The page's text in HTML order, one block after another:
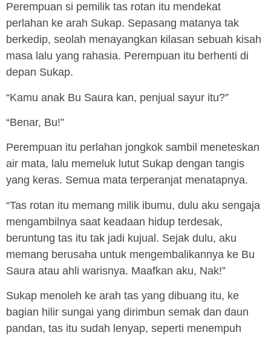
Perempuan si pemilik tas rotan itu mendekat
perlahan ke arah Sukap. Sepasang matanya tak
berkedip, seolah menayangkan kilasan sebuah kisah
masa lalu yang rahasia. Perempuan itu berhenti di
depan Sukap.
“Kamu anak Bu Saura kan, penjual sayur itu?”
“Benar, Bu!”
Perempuan itu perlahan jongkok sambil meneteskan
air mata, lalu memeluk lutut Sukap dengan tangis
yang keras. Semua mata terperanjat menatapnya.
“Tas rotan itu memang milik ibumu, dulu aku sengaja
mengambilnya saat keadaan hidup terdesak,
beruntung tas itu tak jadi kujual. Sejak dulu, aku
memang berusaha untuk mengembalikannya ke Bu
Saura atau ahli warisnya. Maafkan aku, Nak!”
Sukap menoleh ke arah tas yang dibuang itu, ke
bagian hilir sungai yang dirimbun semak dan daun
pandan, tas itu sudah lenyap, seperti menempuh